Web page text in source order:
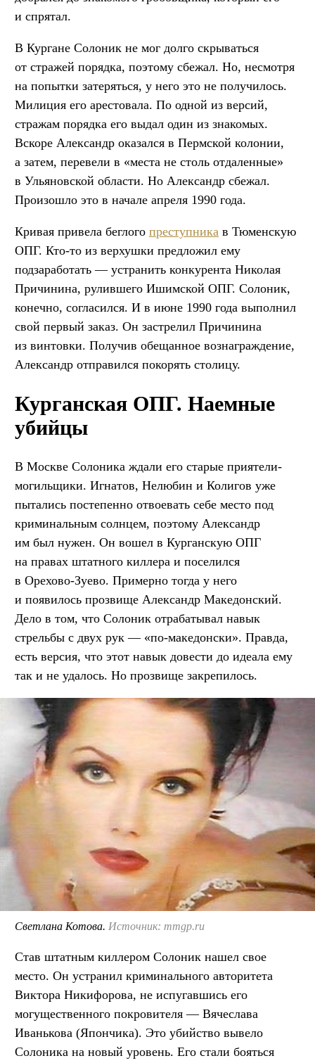
и спрятал.
В Кургане Солоник не мог долго скрываться
от стражей порядка, поэтому сбежал. Но, несмотря
на попытки затеряться, у него это не получилось.
Милиция его арестовала. По одной из версий,
стражам порядка его выдал один из знакомых.
Вскоре Александр оказался в Пермской колонии,
а затем, перевели в «места не столь отдаленные»
в Ульяновской области. Но Александр сбежал.
Произошло это в начале апреля 1990 года.
Кривая привела беглого преступника в Тюменскую
ОПГ. Кто-то из верхушки предложил ему
подзаработать — устранить конкурента Николая
Причинина, рулившего Ишимской ОПГ. Солоник,
конечно, согласился. И в июне 1990 года выполнил
свой первый заказ. Он застрелил Причинина
из винтовки. Получив обещанное вознаграждение,
Александр отправился покорять столицу.
Курганская ОПГ. Наемные
убийцы
В Москве Солоника ждали его старые приятели-
могильщики. Игнатов, Нелюбин и Колигов уже
пытались постепенно отвоевать себе место под
криминальным солнцем, поэтому Александр
им был нужен. Он вошел в Курганскую ОПГ
на правах штатного киллера и поселился
в Орехово-Зуево. Примерно тогда у него
и появилось прозвище Александр Македонский.
Дело в том, что Солоник отрабатывал навык
стрельбы с двух рук — «по-македонски». Правда,
есть версия, что этот навык довести до идеала ему
так и не удалось. Но прозвище закрепилось.
Светлана Котова. Источник: mmgp.ru
Став штатным киллером Солоник нашел свое
место. Он устранил криминального авторитета
Виктора Никифорова, не испугавшись его
могущественного покровителя — Вячеслава
Иванькова (Япончика). Это убийство вывело
Солоника на новый уровень. Его стали бояться